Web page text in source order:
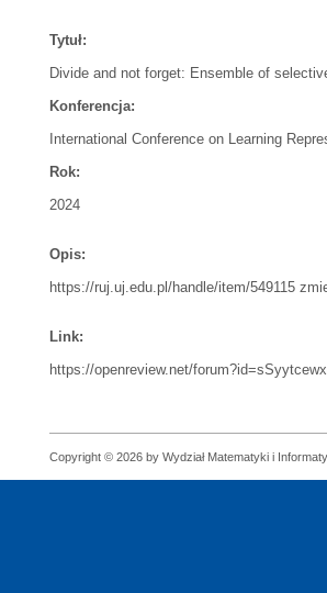
Tytuł:
Divide and not forget: Ensemble of
Konferencja:
International Conference on Learning
Rok:
2024
Opis:
https://ruj.uj.edu.pl/handle/item/549115
Link:
https://openreview.net/
Copyright © 2026 by Wydział Matematyki i